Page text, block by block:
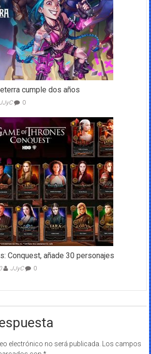
cumple dos años
JJyC 0
Conquest, añade 30 personajes
JJyC 0
electrónico no será publicada. Los campos